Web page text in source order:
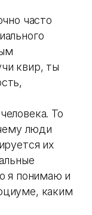
часто
квир, ты
То
люди
их
я понимаю и
каким